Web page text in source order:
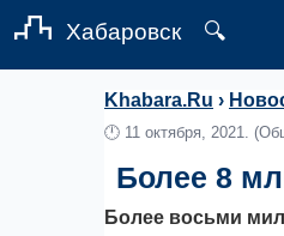
Хабаровск 🔍
Khabara.Ru ›
🕛 11 октября, 2021.
Более 8
Более восьми